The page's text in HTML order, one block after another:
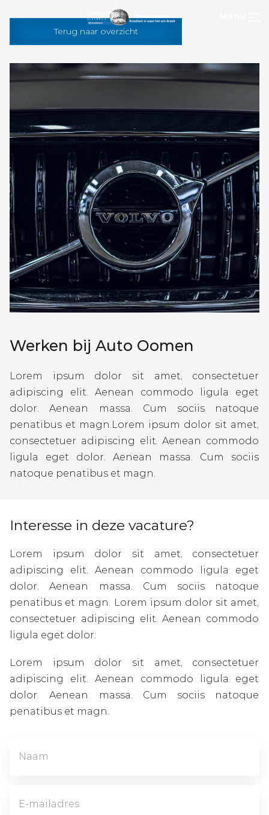
Terug naar overzicht
Werken bij Auto Oomen
Lorem ipsum dolor sit amet, consectetuer
adipiscing elit. Aenean commodo ligula eget
dolor. Aenean massa. Cum sociis natoque
penatibus et magn.Lorem ipsum dolor sit amet,
consectetuer adipiscing elit. Aenean commodo
ligula eget dolor. Aenean massa. Cum sociis
natoque penatibus et magn.
Interesse in deze vacature?
Lorem ipsum dolor sit amet, consectetuer
adipiscing elit. Aenean commodo ligula eget
dolor. Aenean massa. Cum sociis natoque
penatibus et magn. Lorem ipsum dolor sit amet,
consectetuer adipiscing elit. Aenean commodo
ligula eget dolor.
Lorem ipsum dolor sit amet, consectetuer
adipiscing elit. Aenean commodo ligula eget
dolor. Aenean massa. Cum sociis natoque
penatibus et magn.